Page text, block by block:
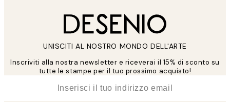
UNISCITI AL NOSTRO MONDO DELL'ARTE
Inscriviti alla nostra newsletter e riceverai il 15% di sconto su
tutte le stampe per il tuo prossimo acquisto!